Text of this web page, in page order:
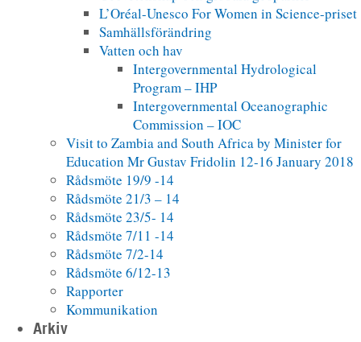
L’Oréal-Unesco For Women in Science-priset
Samhällsförändring
Vatten och hav
Intergovernmental Hydrological
Program – IHP
Intergovernmental Oceanographic
Commission – IOC
Visit to Zambia and South Africa by Minister for
Education Mr Gustav Fridolin 12-16 January 2018
Rådsmöte 19/9 -14
Rådsmöte 21/3 – 14
Rådsmöte 23/5- 14
Rådsmöte 7/11 -14
Rådsmöte 7/2-14
Rådsmöte 6/12-13
Rapporter
Kommunikation
Arkiv